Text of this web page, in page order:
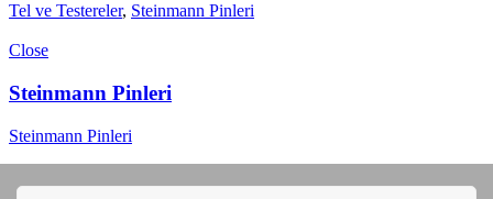
Tel ve Testereler, Steinmann Pinleri
Close
Steinmann Pinleri
Steinmann Pinleri